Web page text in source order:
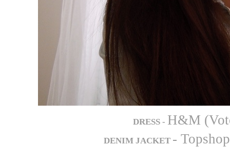
DRESS - H&M
DENIM JACKET -